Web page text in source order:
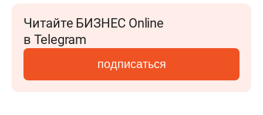
Читайте БИЗНЕС Online
в Telegram
подписаться